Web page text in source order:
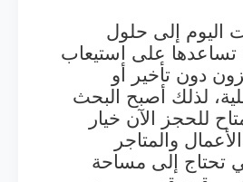
اليوم إلى حلول
على استيعاب
دون تأخير أو
لذلك أصبح البحث
للحجز الآن خيار
والمتاجر
تحتاج إلى مساحة